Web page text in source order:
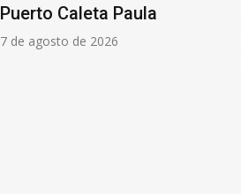
Puerto Caleta Paula
7 de agosto de 2026